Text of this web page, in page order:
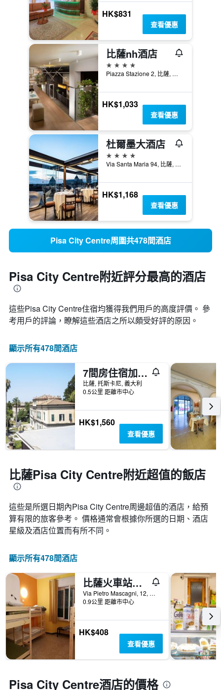
HK$831
查看優惠
比薩nh酒店
4星級
Piazza Stazione 2, 比薩, 托斯卡尼, 義大利
HK$1,033
查看優惠
杜爾墨大酒店
4星級
Via Santa Maria 94, 比薩, 托斯卡尼, 義大利
HK$1,168
查看優惠
Pisa City Centre周圍共478間酒店
Pisa City Centre附近評分最高的酒店
這些Pisa City Centre​住宿均獲得我們用戶的高度評價。 參
考用戶的評論，瞭解這些酒店之所以頗受好評的原因。
顯示所有478間酒店
7間房住宿加早餐旅館
比薩, 托斯卡尼, 義大利
0.5公里 距離市中心
HK$1,560
查看優惠
比薩Pisa City Centre附近超值的飯店
這些是所選日期內Pisa City Centre​周邊超值的​酒店，給預
算有限的旅客參考。 價格通常會根據你所選的日期、酒店
星級及酒店位置而有所不同。
顯示所有478間酒店
比薩火車站旅館
Via Pietro Mascagni, 12, 比薩, 托斯卡尼, 義大利
0.9公里 距離市中心
HK$408
查看優惠
Pisa City Centre酒店的價格